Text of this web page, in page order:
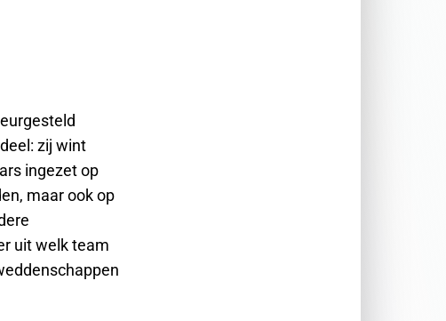
zij wint
ingezet op
maar ook op
uit welk team